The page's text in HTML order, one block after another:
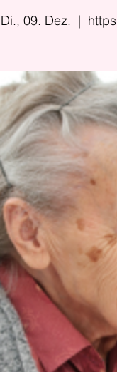
Di., 09. Dez.
  |